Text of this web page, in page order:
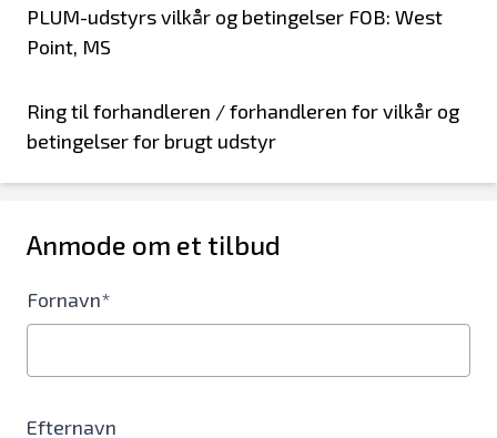
PLUM-udstyrs vilkår og betingelser FOB: West
Point, MS
Ring til forhandleren / forhandleren for vilkår og
betingelser for brugt udstyr
Anmode om et tilbud
Fornavn*
Efternavn